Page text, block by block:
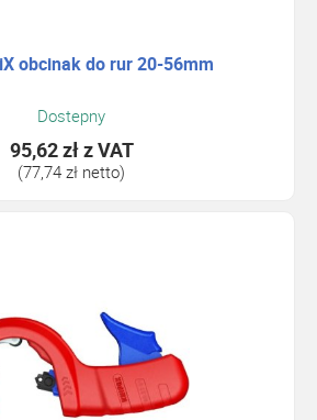
obcinak do rur 20-56mm
Dostepny
95,62 złz VAT
(77,74 zł netto)